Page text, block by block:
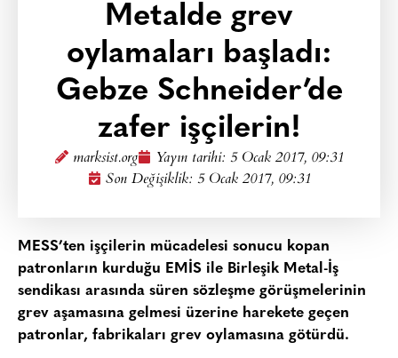
Metalde grev
oylamaları başladı:
Gebze Schneider’de
zafer işçilerin!
marksist.org Yayın tarihi: 5 Ocak 2017, 09:31
Son Değişiklik: 5 Ocak 2017, 09:31
MESS’ten işçilerin mücadelesi sonucu kopan
patronların kurduğu EMİS ile Birleşik Metal-İş
sendikası arasında süren sözleşme görüşmelerinin
grev aşamasına gelmesi üzerine harekete geçen
patronlar, fabrikaları grev oylamasına götürdü.